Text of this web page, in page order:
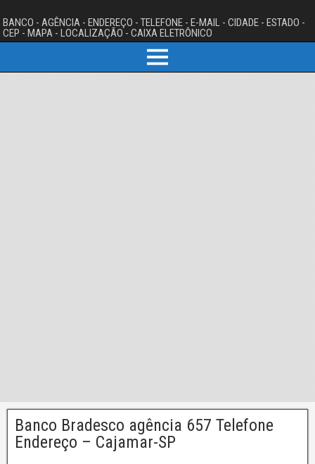
BANCO - AGÊNCIA - ENDEREÇO - TELEFONE - E-MAIL - CIDADE - ESTADO -
CEP - MAPA - LOCALIZAÇÃO - CAIXA ELETRÔNICO
Banco Bradesco agência 657 Telefone
Endereço – Cajamar-SP